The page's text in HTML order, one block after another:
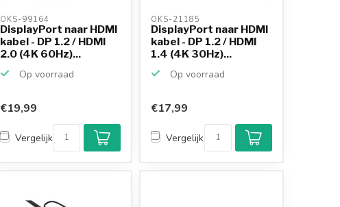
OKS-99164
DisplayPort naar HDMI
kabel - DP 1.2 / HDMI
2.0 (4K 60Hz)...
Op voorraad
€19,99
Vergelijk
OKS-21185
DisplayPort naar HDMI
kabel - DP 1.2 / HDMI
1.4 (4K 30Hz)...
Op voorraad
€17,99
Vergelijk